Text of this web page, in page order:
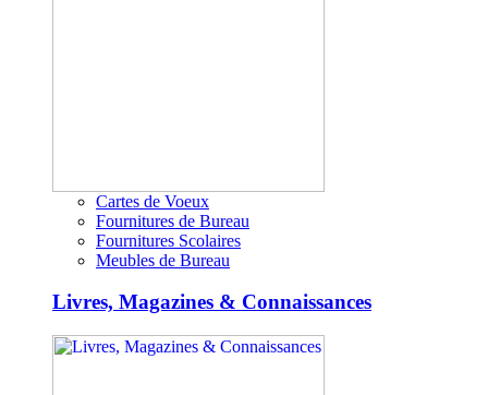
Cartes de Voeux
Fournitures de Bureau
Fournitures Scolaires
Meubles de Bureau
Livres, Magazines & Connaissances